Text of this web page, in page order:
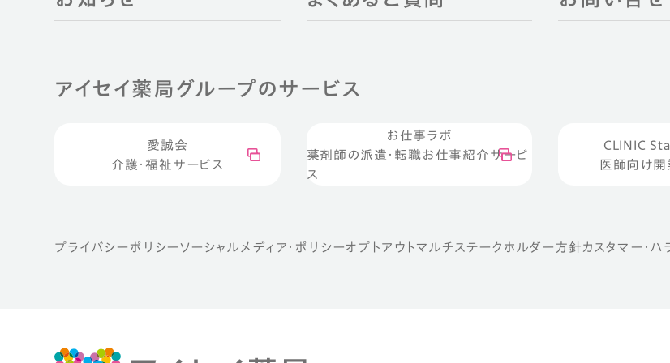
アイセイ薬局グループのサービス
愛誠会
介護・福祉サービス
お仕事ラボ
薬剤師の派遣・転職お仕事紹介サービ
ス
CLINIC
医師向け開
プライバシーポリシーソーシャルメディア・ポリシーオプトアウトマルチステークホルダー方針カスタマー・